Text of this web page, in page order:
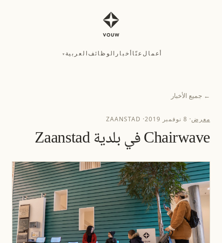
أعمال عنّاأخبار الوظائفالعربية ▾
← جميع الأخبار
معرض· 8 نوفمبر 2019 ·
ZAANSTAD
Chairwave في بلدية Zaanstad